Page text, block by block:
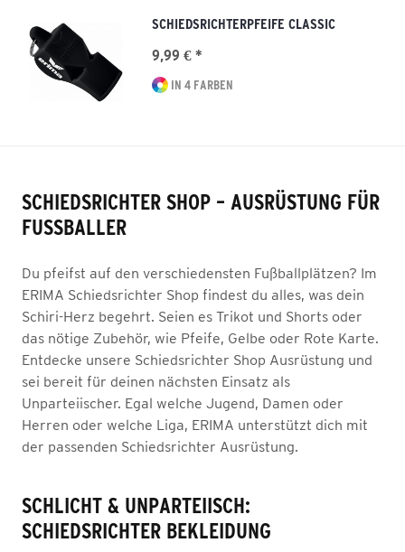
SCHIEDSRICHTERPFEIFE CLASSIC
9,99 € *
IN 4 FARBEN
SCHIEDSRICHTER SHOP – AUSRÜSTUNG FÜR
FUSSBALLER
Du pfeifst auf den verschiedensten Fußballplätzen? Im
ERIMA Schiedsrichter Shop findest du alles, was dein
Schiri-Herz begehrt. Seien es Trikot und Shorts oder
das nötige Zubehör, wie Pfeife, Gelbe oder Rote Karte.
Entdecke unsere Schiedsrichter Shop Ausrüstung und
sei bereit für deinen nächsten Einsatz als
Unparteiischer. Egal welche Jugend, Damen oder
Herren oder welche Liga, ERIMA unterstützt dich mit
der passenden Schiedsrichter Ausrüstung.
SCHLICHT & UNPARTEIISCH:
SCHIEDSRICHTER BEKLEIDUNG